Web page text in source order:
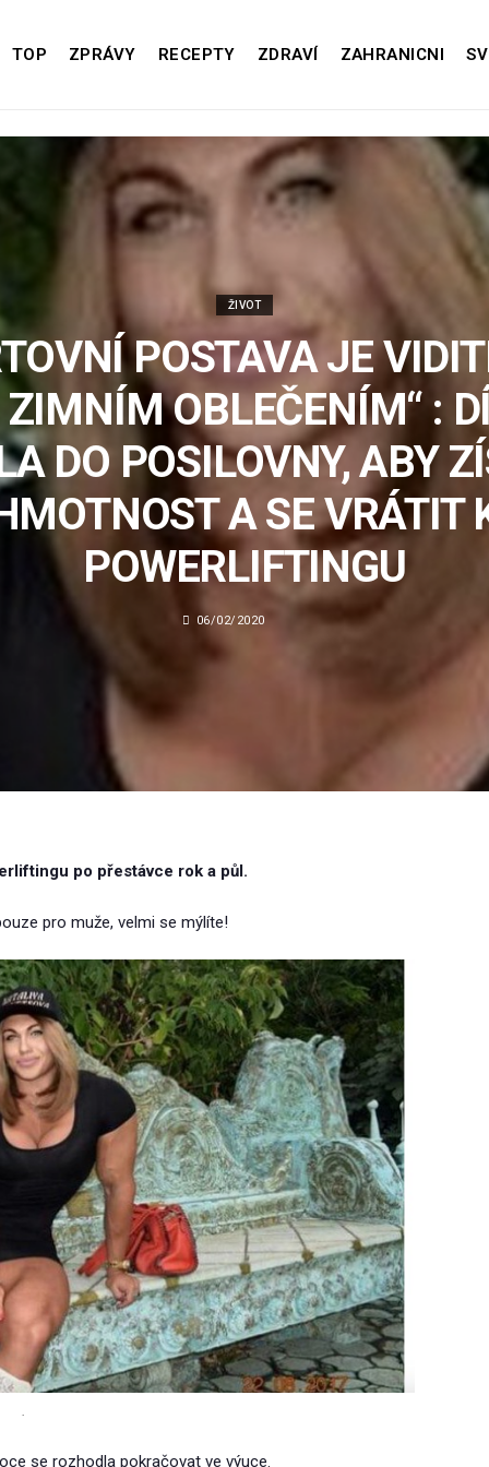
TOP ZPRÁVY RECEPTY ZDRAVÍ ZAHRANICNI
ŽIVOT
POSTAVA JE
ZIMNÍM OBLEČENÍM“ :
DO POSILOVNY, ABY
A SE VRÁTIT
POWERLIFTINGU
06/02/2020
po přestávce rok a půl.
pro muže, velmi se mýlíte!
.
se rozhodla pokračovat ve výuce.